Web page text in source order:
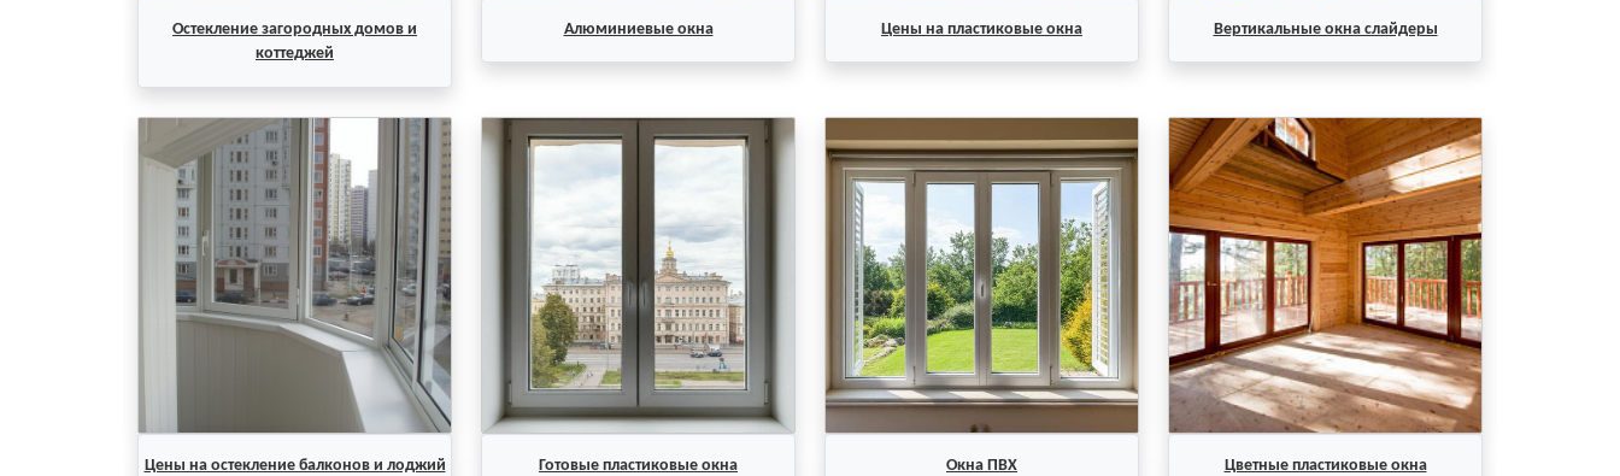
Остекление загородных домов и
коттеджей
Алюминиевые окна Цены на пластиковые окна Вертикальные окна слайдеры
Цены на остекление балконов и лоджий Готовые пластиковые окна Окна ПВХ Цветные пластиковые окна